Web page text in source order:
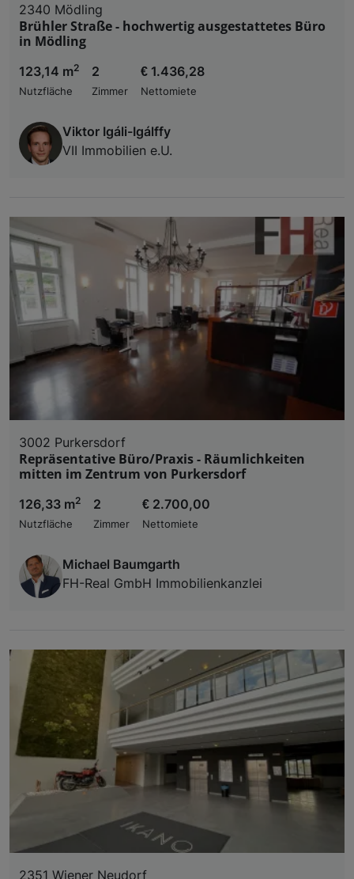
2340 Mödling
Brühler Straße - hochwertig ausgestattetes Büro
in Mödling
123,14 m2
Nutzfläche
2
Zimmer
€ 1.436,28
Nettomiete
Viktor Igáli-Igálffy
VII Immobilien e.U.
3002 Purkersdorf
Repräsentative Büro/Praxis - Räumlichkeiten
mitten im Zentrum von Purkersdorf
126,33 m2
Nutzfläche
2
Zimmer
€ 2.700,00
Nettomiete
Michael Baumgarth
FH-Real GmbH Immobilienkanzlei
2351 Wiener Neudorf